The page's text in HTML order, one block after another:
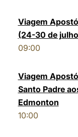
Viagem
(24-30 de
09:00
Viagem
Santo Padre
Edmonton
10:00